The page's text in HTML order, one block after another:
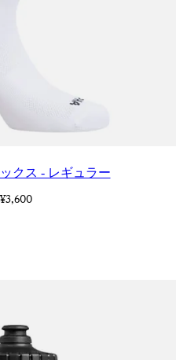
クス - レギュラー
¥3,600